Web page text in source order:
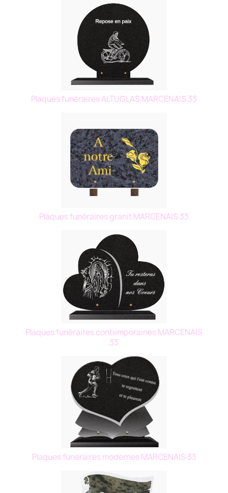
Plaques funéraires ALTUGLAS MARCENAIS 33
Plaques funéraires granit MARCENAIS 33
Plaques funéraires contemporaines MARCENAIS
33
Plaques funéraires modernes MARCENAIS 33